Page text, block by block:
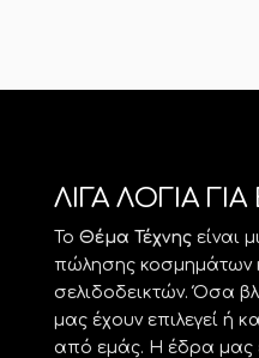
ΛΙΓΑ ΛΟΓΙΑ
Το Θέμα Τέχνηςείναι
πώλησης κοσμημάτων
σελιδοδεικτών. Όσα
μας έχουν επιλεγεί ή
από εμάς. Η έδρα μας